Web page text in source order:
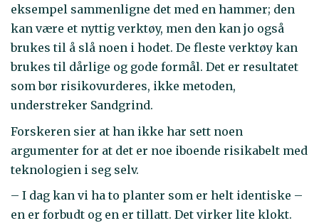
eksempel sammenligne det med en hammer; den
kan være et nyttig verktøy, men den kan jo også
brukes til å slå noen i hodet. De fleste verktøy kan
brukes til dårlige og gode formål. Det er resultatet
som bør risikovurderes, ikke metoden,
understreker Sandgrind.
Forskeren sier at han ikke har sett noen
argumenter for at det er noe iboende risikabelt med
teknologien i seg selv.
– I dag kan vi ha to planter som er helt identiske –
en er forbudt og en er tillatt. Det virker lite klokt.